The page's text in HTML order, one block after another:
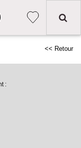
<< Retour
: